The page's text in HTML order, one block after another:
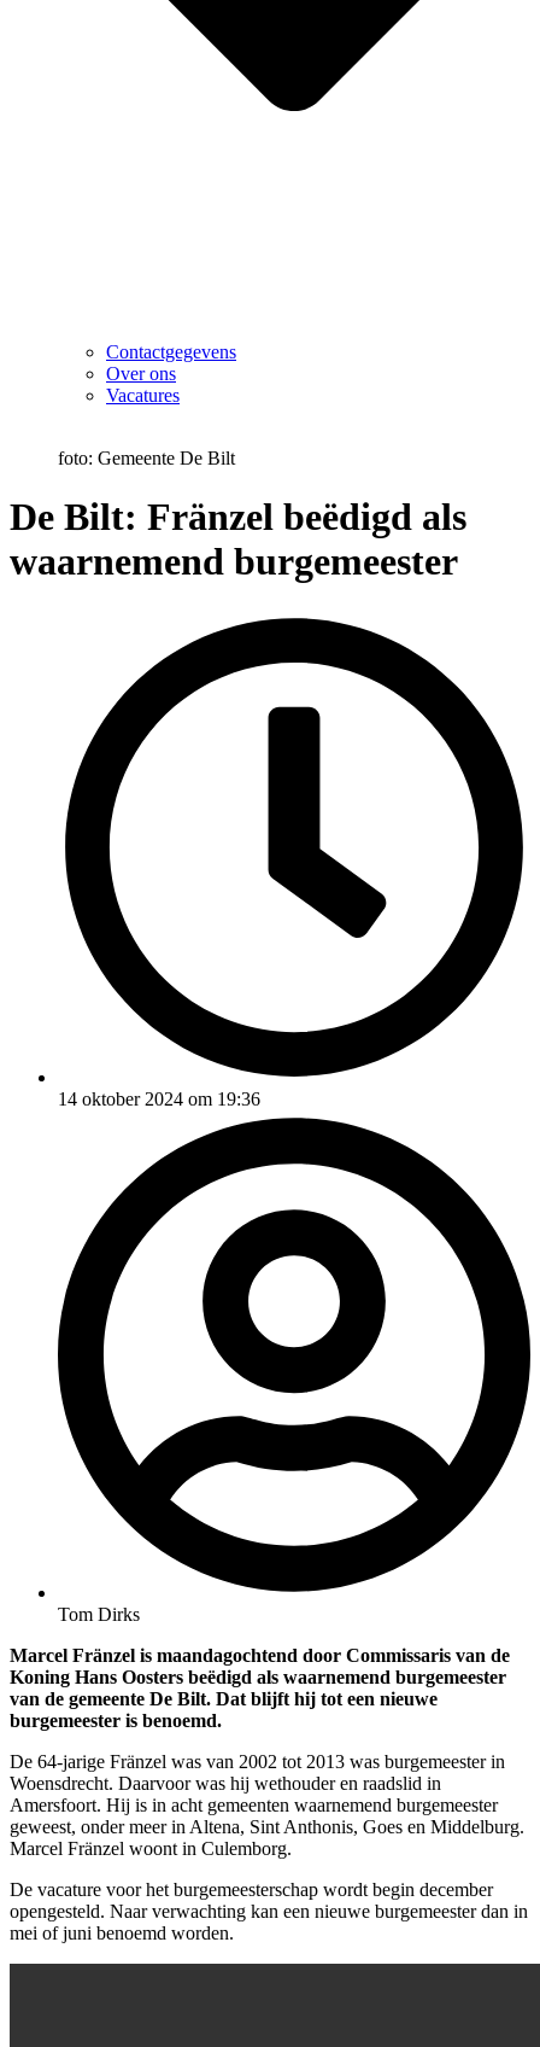
Contactgegevens
Over ons
Vacatures
foto: Gemeente De Bilt
De Bilt: Fränzel beëdigd als
waarnemend burgemeester
14 oktober 2024 om 19:36
Tom Dirks
Marcel Fränzel is maandagochtend door Commissaris van de
Koning Hans Oosters beëdigd als waarnemend burgemeester
van de gemeente De Bilt. Dat blijft hij tot een nieuwe
burgemeester is benoemd.
De 64-jarige Fränzel was van 2002 tot 2013 was burgemeester in
Woensdrecht. Daarvoor was hij wethouder en raadslid in
Amersfoort. Hij is in acht gemeenten waarnemend burgemeester
geweest, onder meer in Altena, Sint Anthonis, Goes en Middelburg.
Marcel Fränzel woont in Culemborg.
De vacature voor het burgemeesterschap wordt begin december
opengesteld. Naar verwachting kan een nieuwe burgemeester dan in
mei of juni benoemd worden.